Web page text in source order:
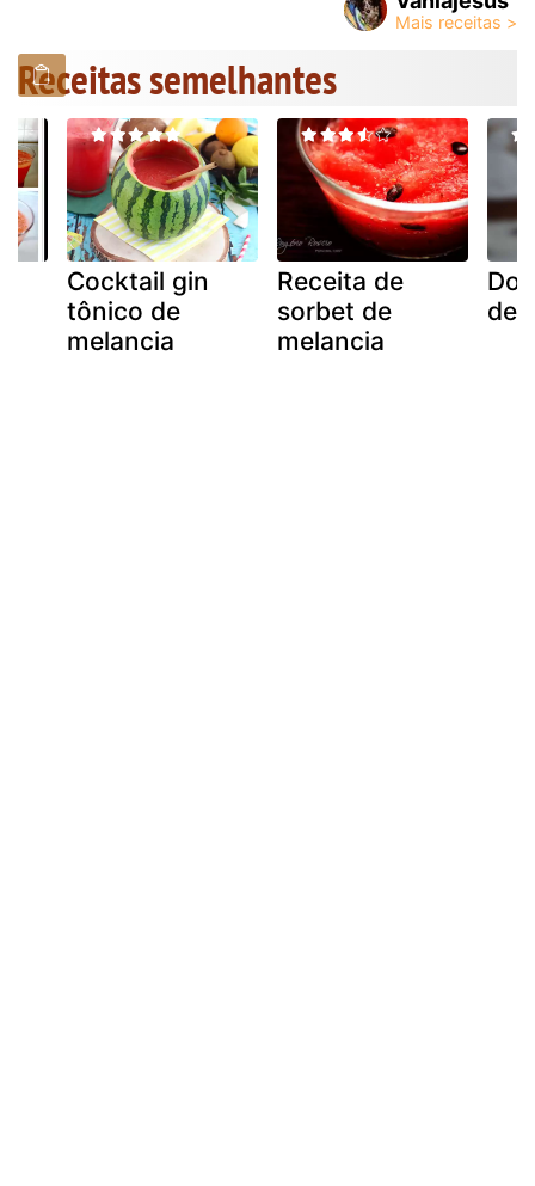
Receitas semelhantes
Cocktail gin
tônico de
melancia
Receita de
sorbet de
melancia
de